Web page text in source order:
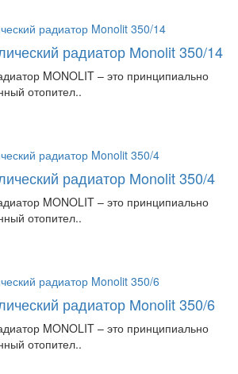
радиатор Monolit 350/14
MONOLIT – это принципиально
отопител..
радиатор Monolit 350/4
MONOLIT – это принципиально
отопител..
радиатор Monolit 350/6
MONOLIT – это принципиально
отопител..